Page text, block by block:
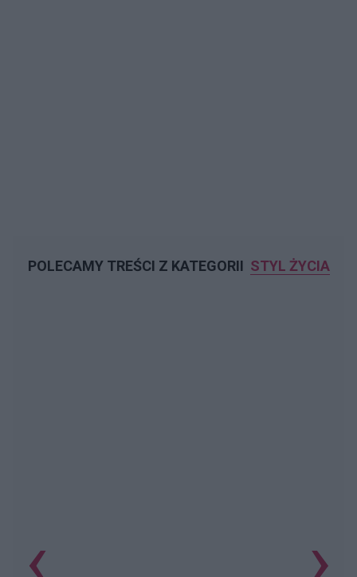
POLECAMY TREŚCI Z KATEGORII STYL ŻYCIA